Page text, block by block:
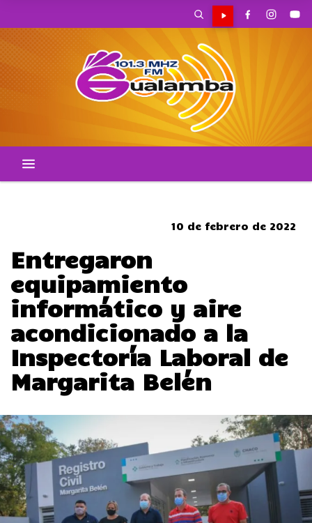
10 de febrero de 2022
Entregaron
equipamiento
informático y aire
acondicionado a la
Inspectoría Laboral de
Margarita Belén